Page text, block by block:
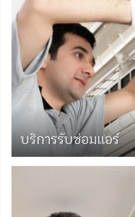
บริการรับซ่อมแอร์